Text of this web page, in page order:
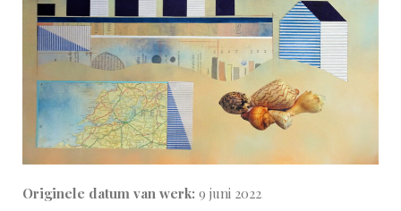
Originele datum van werk: 9 juni 2022